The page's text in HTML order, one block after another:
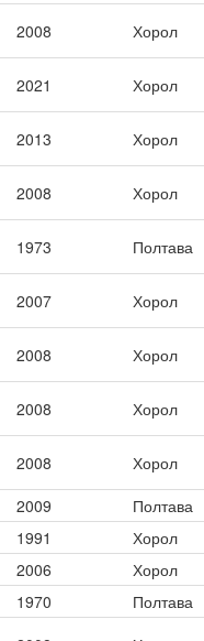
2008 Хорол
2021 Хорол
2013 Хорол
2008 Хорол
1973 Полтава
2007 Хорол
2008 Хорол
2008 Хорол
2008
Хорол
2009
Полтава
1991
Хорол
2006
Хорол
1970
Полтава